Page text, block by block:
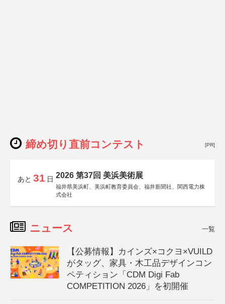
締め切り直前コンテスト [PR]
あと 31 日 2026 第37回 美浜美術展
福井県美浜町、美浜町教育委員会、福井新聞社、関西電力株
式会社
ニュース 一覧
【公募情報】カインズ×コクヨ×VUILD
がタッグ、家具・木工品デザインコン
ペティション「CDM Digi Fab
COMPETITION 2026」を初開催